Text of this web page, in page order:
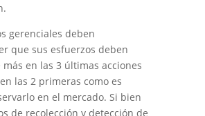
gerenciales deben
que sus esfuerzos deben
en las 3 últimas acciones
las 2 primeras como es
en el mercado. Si bien
de recolección y detección de